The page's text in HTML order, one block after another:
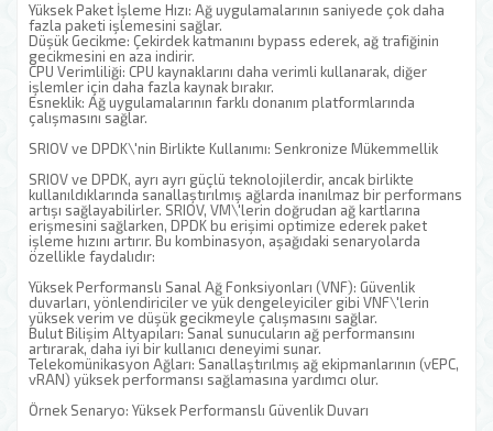
Yüksek Paket İşleme Hızı: Ağ uygulamalarının saniyede çok daha
fazla paketi işlemesini sağlar.
Düşük Gecikme: Çekirdek katmanını bypass ederek, ağ trafiğinin
gecikmesini en aza indirir.
CPU Verimliliği: CPU kaynaklarını daha verimli kullanarak, diğer
işlemler için daha fazla kaynak bırakır.
Esneklik: Ağ uygulamalarının farklı donanım platformlarında
çalışmasını sağlar.
SRIOV ve DPDK\'nin Birlikte Kullanımı: Senkronize Mükemmellik
SRIOV ve DPDK, ayrı ayrı güçlü teknolojilerdir, ancak birlikte
kullanıldıklarında sanallaştırılmış ağlarda inanılmaz bir performans
artışı sağlayabilirler. SRIOV, VM\'lerin doğrudan ağ kartlarına
erişmesini sağlarken, DPDK bu erişimi optimize ederek paket
işleme hızını artırır. Bu kombinasyon, aşağıdaki senaryolarda
özellikle faydalıdır:
Yüksek Performanslı Sanal Ağ Fonksiyonları (VNF): Güvenlik
duvarları, yönlendiriciler ve yük dengeleyiciler gibi VNF\'lerin
yüksek verim ve düşük gecikmeyle çalışmasını sağlar.
Bulut Bilişim Altyapıları: Sanal sunucuların ağ performansını
artırarak, daha iyi bir kullanıcı deneyimi sunar.
Telekomünikasyon Ağları: Sanallaştırılmış ağ ekipmanlarının (vEPC,
vRAN) yüksek performansı sağlamasına yardımcı olur.
Örnek Senaryo: Yüksek Performanslı Güvenlik Duvarı